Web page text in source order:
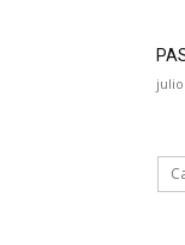
julio